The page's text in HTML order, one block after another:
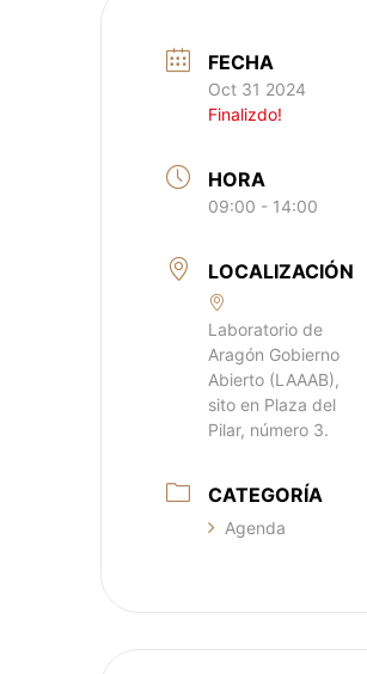
FECHA
Oct 31 2024
Finalizdo!
HORA
09:00 - 14:00
LOCALIZACIÓN
Laboratorio de
Aragón Gobierno
Abierto (LAAAB),
sito en Plaza del
Pilar, número 3.
CATEGORÍA
Agenda